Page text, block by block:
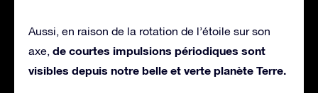
Aussi, en raison de la rotation de l’étoile sur son
axe, de courtes impulsions périodiques sont
visibles depuis notre belle et verte planète Terre.